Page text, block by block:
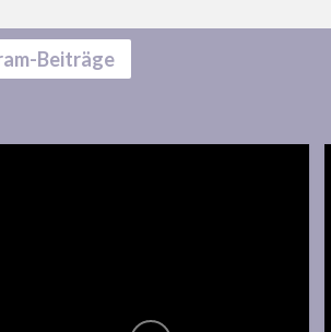
Beiträge